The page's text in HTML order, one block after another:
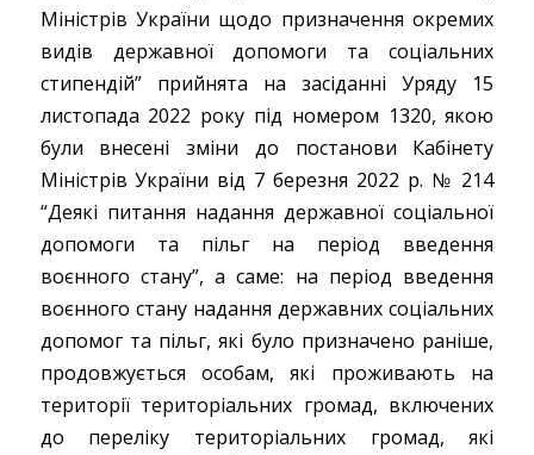
Міністрів України щодо призначення окремих
видів державної допомоги та соціальних
стипендій” прийнята на засіданні Уряду 15
листопада 2022 року під номером 1320, якою
були внесені зміни до постанови Кабінету
Міністрів України від 7 березня 2022 р. № 214
“Деякі питання надання державної соціальної
допомоги та пільг на період введення
воєнного стану”, а саме: на період введення
воєнного стану надання державних соціальних
допомог та пільг, які було призначено раніше,
продовжується особам, які проживають на
території територіальних громад, включених
до переліку територіальних громад, які